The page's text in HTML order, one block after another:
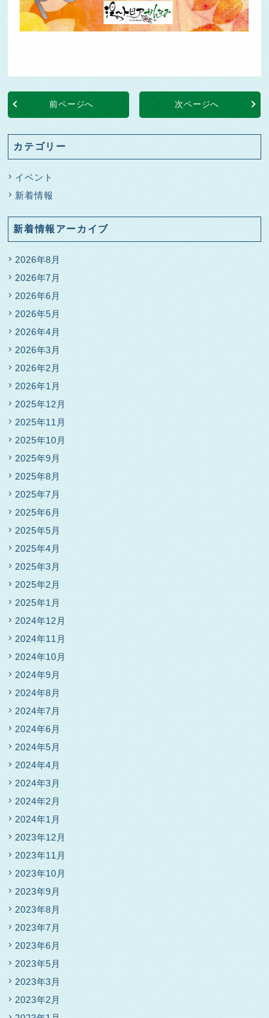
前ページへ 次ページへ
カテゴリー
イベント
新着情報
新着情報アーカイブ
2026年8月
2026年7月
2026年6月
2026年5月
2026年4月
2026年3月
2026年2月
2026年1月
2025年12月
2025年11月
2025年10月
2025年9月
2025年8月
2025年7月
2025年6月
2025年5月
2025年4月
2025年3月
2025年2月
2025年1月
2024年12月
2024年11月
2024年10月
2024年9月
2024年8月
2024年7月
2024年6月
2024年5月
2024年4月
2024年3月
2024年2月
2024年1月
2023年12月
2023年11月
2023年10月
2023年9月
2023年8月
2023年7月
2023年6月
2023年5月
2023年3月
2023年2月